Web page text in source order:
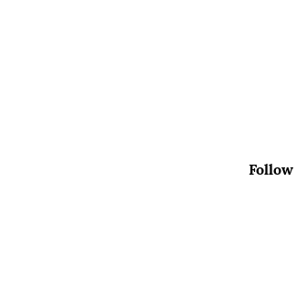
Follow